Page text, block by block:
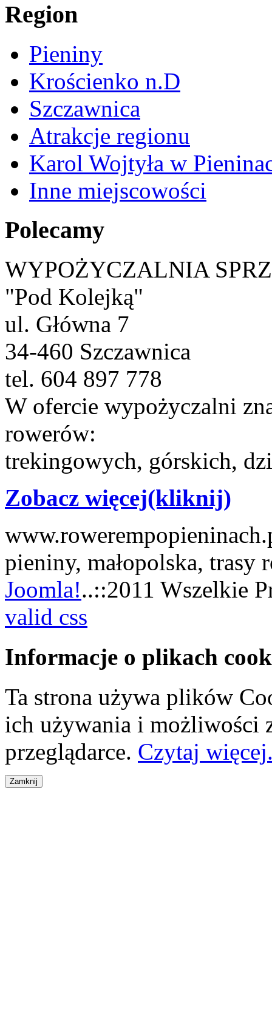
Region
Pieniny
Krościenko n.D
Szczawnica
Atrakcje regionu
Karol Wojtyła w
Inne miejscowości
Polecamy
WYPOŻYCZALNIA
"Pod Kolejką"
ul. Główna 7
34-460 Szczawnica
tel. 604 897 778
W ofercie wypożyczalni
rowerów:
trekingowych, górskich,
Zobacz więcej(kliknij)
pieniny, małopolska, trasy
Joomla!..::2011 Wszelkie
valid css
Informacje o plikach
Ta strona używa plików
ich używania i możliwości
przeglądarce. Czytaj